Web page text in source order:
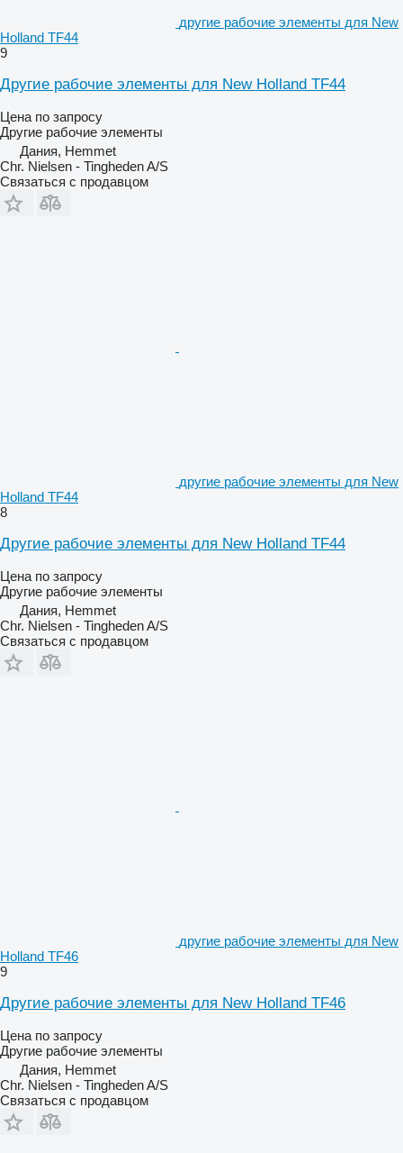
другие рабочие элементы для New
Holland TF44
9
Другие рабочие элементы для New Holland TF44
Цена по запросу
Другие рабочие элементы
Дания, Hemmet
Chr. Nielsen - Tingheden A/S
Связаться с продавцом
другие рабочие элементы для New
Holland TF44
8
Другие рабочие элементы для New Holland TF44
Цена по запросу
Другие рабочие элементы
Дания, Hemmet
Chr. Nielsen - Tingheden A/S
Связаться с продавцом
другие рабочие элементы для New
Holland TF46
9
Другие рабочие элементы для New Holland TF46
Цена по запросу
Другие рабочие элементы
Дания, Hemmet
Chr. Nielsen - Tingheden A/S
Связаться с продавцом